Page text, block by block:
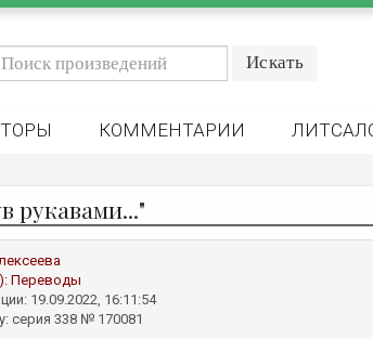
КОММЕНТАРИИ
рукавами..."
Переводы
19.09.2022, 16:11:54
серия 338 № 170081